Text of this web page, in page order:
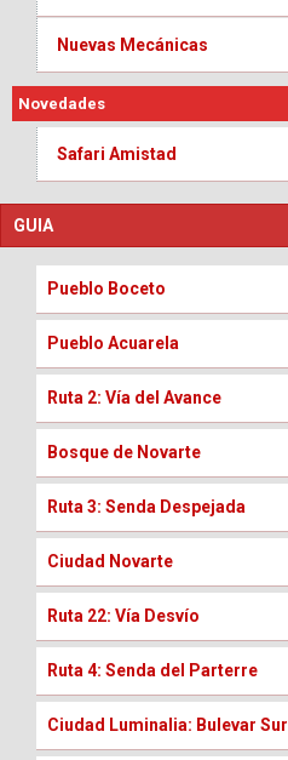
Nuevas Mecánicas
Novedades
Safari Amistad
GUIA
Pueblo Boceto
Pueblo Acuarela
Ruta 2: Vía del Avance
Bosque de Novarte
Ruta 3: Senda Despejada
Ciudad Novarte
Ruta 22: Vía Desvío
Ruta 4: Senda del Parterre
Ciudad Luminalia: Bulevar Sur